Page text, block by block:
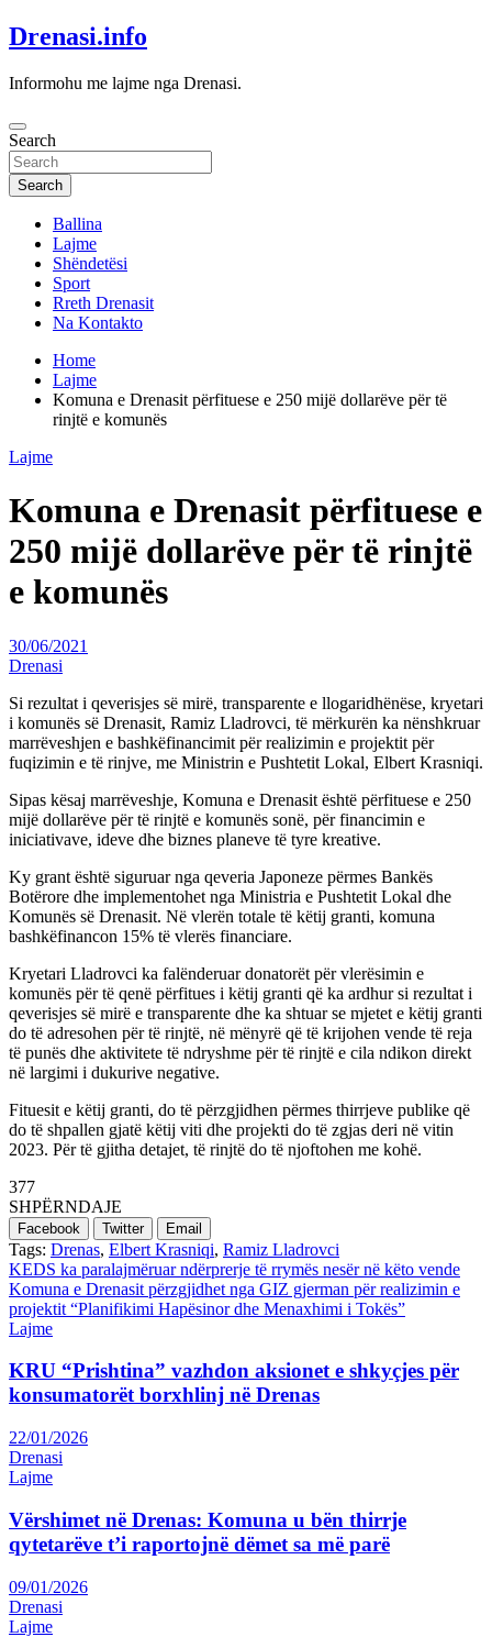
Skip
to
Drenasi.info
Informohu me lajme nga Drenasi.
Search
Search
Ballina
Lajme
Shëndetësi
Sport
Rreth Drenasit
Na Kontakto
Home
Lajme
Komuna e Drenasit përfituese e 250 mijë dollarëve për të
rinjtë e komunës
Lajme
Komuna e Drenasit përfituese e
250 mijë dollarëve për të rinjtë
e komunës
30/06/2021
Drenasi
Si rezultat i qeverisjes së mirë, transparente e llogaridhënëse, kryetari
i komunës së Drenasit, Ramiz Lladrovci, të mërkurën ka nënshkruar
marrëveshjen e bashkëfinancimit për realizimin e projektit për
fuqizimin e të rinjve, me Ministrin e Pushtetit Lokal, Elbert Krasniqi.
Sipas kësaj marrëveshje, Komuna e Drenasit është përfituese e 250
mijë dollarëve për të rinjtë e komunës sonë, për financimin e
iniciativave, ideve dhe biznes planeve të tyre kreative.
Ky grant është siguruar nga qeveria Japoneze përmes Bankës
Botërore dhe implementohet nga Ministria e Pushtetit Lokal dhe
Komunës së Drenasit. Në vlerën totale të këtij granti, komuna
bashkëfinancon 15% të vlerës financiare.
Kryetari Lladrovci ka falënderuar donatorët për vlerësimin e
komunës për të qenë përfitues i këtij granti që ka ardhur si rezultat i
qeverisjes së mirë e transparente dhe ka shtuar se mjetet e këtij granti
do të adresohen për të rinjtë, në mënyrë që të krijohen vende të reja
të punës dhe aktivitete të ndryshme për të rinjtë e cila ndikon direkt
në largimi i dukurive negative.
Fituesit e këtij granti, do të përzgjidhen përmes thirrjeve publike që
do të shpallen gjatë këtij viti dhe projekti do të zgjas deri në vitin
2023. Për të gjitha detajet, të rinjtë do të njoftohen me kohë.
377
SHPËRNDAJE
Facebook Twitter Email
Tags: Drenas, Elbert Krasniqi, Ramiz Lladrovci
Post
navigation
KEDS ka paralajmëruar ndërprerje të rrymës nesër në këto vende
Komuna e Drenasit përzgjidhet nga GIZ gjerman për realizimin e
projektit “Planifikimi Hapësinor dhe Menaxhimi i Tokës”
Lajme
KRU “Prishtina” vazhdon aksionet e shkyçjes për
konsumatorët borxhlinj në Drenas
22/01/2026
Drenasi
Lajme
Vërshimet në Drenas: Komuna u bën thirrje
qytetarëve t’i raportojnë dëmet sa më parë
09/01/2026
Drenasi
Lajme